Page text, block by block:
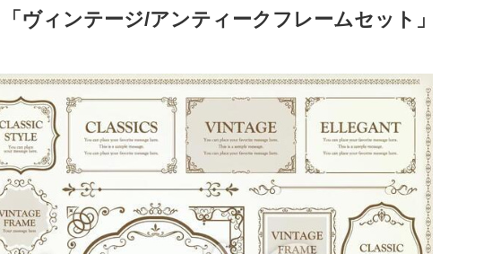
ヴィンテージ/アンティークフレームセット」